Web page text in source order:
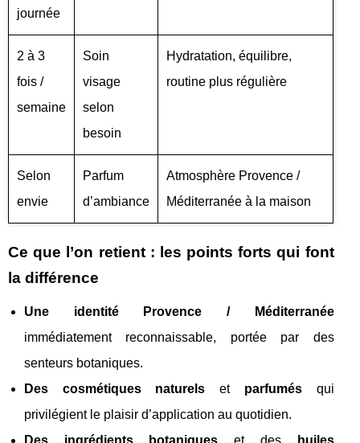
journée
2 à 3
fois /
semaine
Soin
visage
selon
besoin
Hydratation, équilibre,
routine plus régulière
Selon
envie
Parfum
d’ambiance
Atmosphère Provence /
Méditerranée à la maison
Ce que l’on retient : les points forts qui font
la différence
Une identité Provence / Méditerranée
immédiatement reconnaissable, portée par des
senteurs botaniques.
Des cosmétiques naturels et parfumésqui
privilégient le plaisir d’application au quotidien.
Des ingrédients botaniques et des huiles